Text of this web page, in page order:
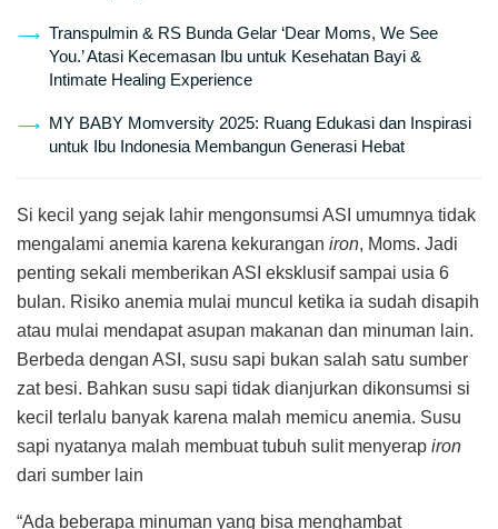
Transpulmin & RS Bunda Gelar ‘Dear Moms, We See
You.’ Atasi Kecemasan Ibu untuk Kesehatan Bayi &
Intimate Healing Experience
MY BABY Momversity 2025: Ruang Edukasi dan Inspirasi
untuk Ibu Indonesia Membangun Generasi Hebat
Si kecil yang sejak lahir mengonsumsi ASI umumnya tidak
mengalami anemia karena kekurangan iron, Moms. Jadi
penting sekali memberikan ASI eksklusif sampai usia 6
bulan. Risiko anemia mulai muncul ketika ia sudah disapih
atau mulai mendapat asupan makanan dan minuman lain.
Berbeda dengan ASI, susu sapi bukan salah satu sumber
zat besi. Bahkan susu sapi tidak dianjurkan dikonsumsi si
kecil terlalu banyak karena malah memicu anemia. Susu
sapi nyatanya malah membuat tubuh sulit menyerap iron
dari sumber lain
“Ada beberapa minuman yang bisa menghambat